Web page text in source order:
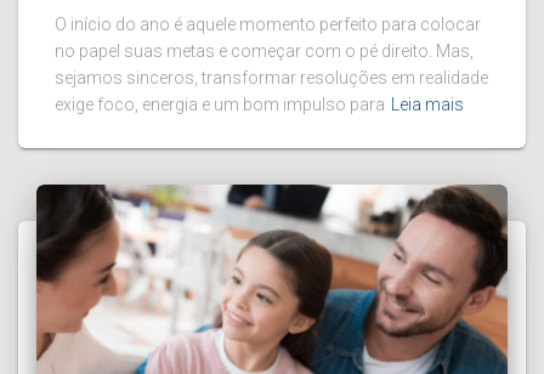
O início do ano é aquele momento perfeito para colocar
no papel suas metas e começar com o pé direito. Mas,
sejamos sinceros, transformar resoluções em realidade
exige foco, energia e um bom impulso para Leia mais